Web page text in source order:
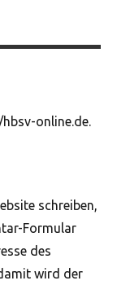
online.de.
schreiben,
Formular
des
wird der